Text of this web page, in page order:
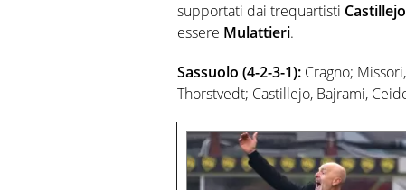
supportati dai trequartisti Castillejo
essere Mulattieri.
Sassuolo (4-2-3-1): Cragno;
Thorstvedt; Castillejo, Bajrami,